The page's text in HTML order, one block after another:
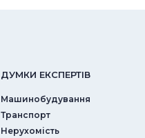
ДУМКИ ЕКСПЕРТIВ
Машинобудування
Транспорт
Нерухомість